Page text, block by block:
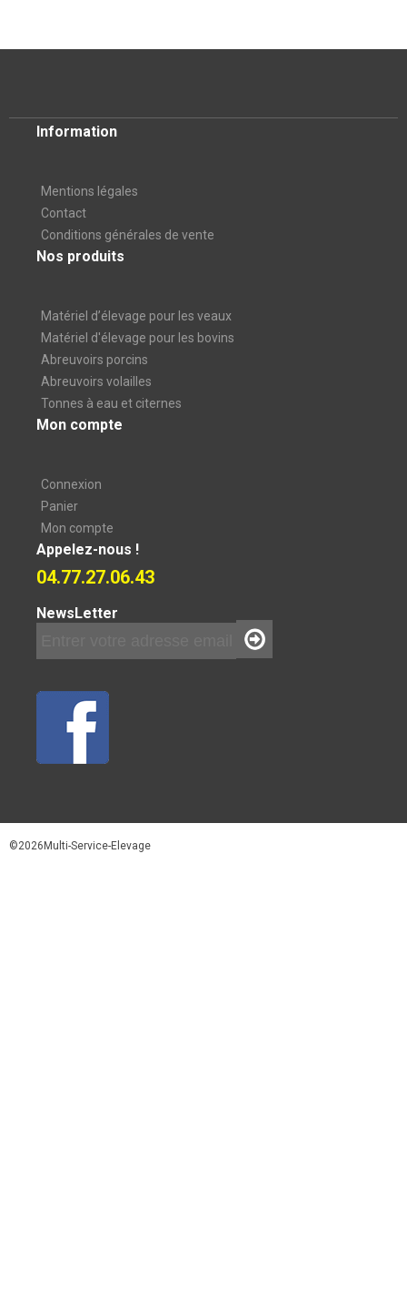
Information
Mentions légales
Contact
Conditions générales de vente
Nos produits
Matériel d’élevage pour les veaux
Matériel d'élevage pour les bovins
Abreuvoirs porcins
Abreuvoirs volailles
Tonnes à eau et citernes
Mon compte
Connexion
Panier
Mon compte
Appelez-nous !
04.77.27.06.43
NewsLetter
©2026Multi-Service-Elevage